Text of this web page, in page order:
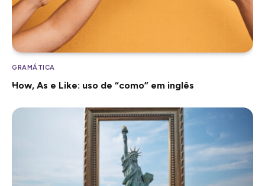
GRAMÁTICA
How, As e Like: uso de “como” em inglês